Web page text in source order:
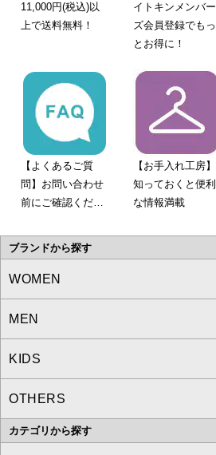
11,000円(税込)以
上で送料無料！
イトキンメンバー
ズ会員登録でもっ
とお得に！
【よくあるご質
問】お問い合わせ
前にご確認くださ
【お手入れ工房】
知っておくと便利
な情報満載
ブランドから探す
WOMEN
a.v.v
MICHEL KLEIN
MK MICHEL KLEIN
OFUON le MK
MEN
a.v.v
MICHEL KLEIN HOMME
MK MICHEL KLEIN HOMME
KIDS
a.v.v
OTHERS
MK MICHEL KLEIN BAG
カテゴリから探す